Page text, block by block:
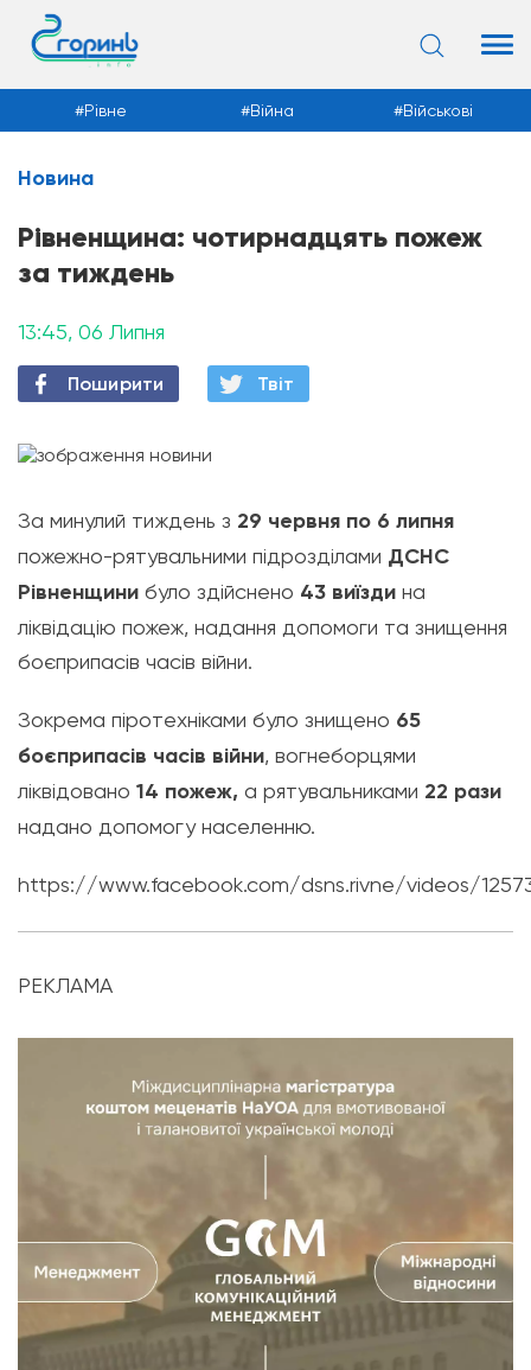
Новини
Рівне Війна Військові
Новина
Рівненщина: чотирнадцять пожеж
за тиждень
13:45, 06 Липня
Поширити Твiт
За минулий тиждень з 29 червня по 6 липня
пожежно-рятувальними підрозділами ДСНС
Рівненщини було здійснено 43 виїзди на
ліквідацію пожеж, надання допомоги та знищення
боєприпасів часів війни.
Зокрема піротехніками було знищено 65
боєприпасів часів війни, вогнеборцями
ліквідовано 14 пожеж, а рятувальниками 22 рази
надано допомогу населенню.
https://www.facebook.com/dsns.rivne/videos/
РЕКЛАМА